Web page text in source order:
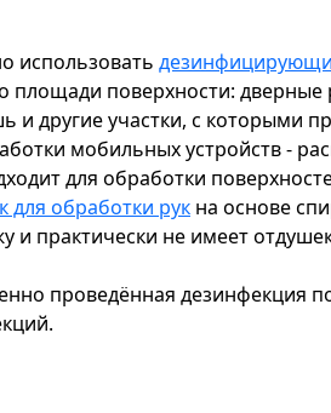
использовать
поверхности: дверные
другие участки, с которыми
мобильных устройств -
для обработки
для обработки рук на основе
и практически не имеет
проведённая дезинфекция